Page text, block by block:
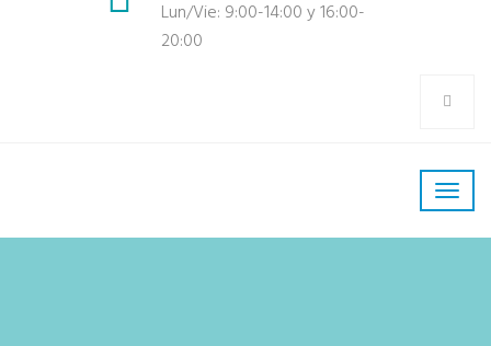
Lun/Vie: 9:00-14:00 y 16:00-
20:00